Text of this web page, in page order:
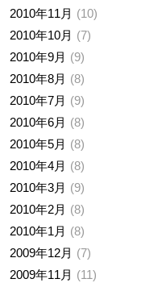
2010年11月
10
2010年10月
7
2010年9月
9
2010年8月
8
2010年7月
9
2010年6月
8
2010年5月
8
2010年4月
8
2010年3月
9
2010年2月
8
2010年1月
8
2009年12月
7
2009年11月
11